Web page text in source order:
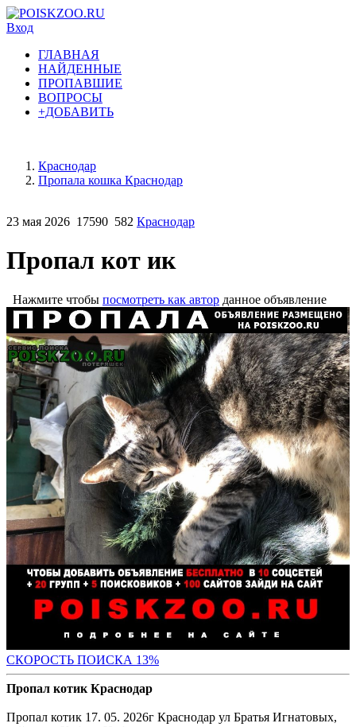
Вход
ГЛАВНАЯ
НАЙДЕННЫЕ
ПРОПАВШИЕ
ВОПРОСЫ
+ДОБАВИТЬ
Краснодар
Пропала кошка Краснодар
23 мая 2026 17590 582 Краснодар
Пропал кот ик
Нажмите чтобы посмотреть как автор данное объявление
СКОРОСТЬ ПОИСКА 13%
Пропал котик Краснодар
Пропал котик 17. 05. 2026г Краснодар ул Братья Игнатовых,